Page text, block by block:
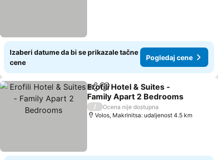
Izaberi datume da bi se prikazale tačne
cene
Pogledaj cene
Deli Dodati u favorite
Erofili Hotel & Suites -
Family Apart 2 Bedrooms
Pogledaj cene
/
Ocena nije dostupna
Volos, Makrinitsa: udaljenost 4.5 km